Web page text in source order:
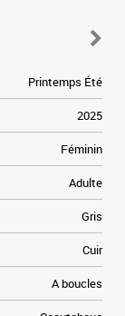
Printemps Été
2025
Féminin
Adulte
Gris
Cuir
A boucles